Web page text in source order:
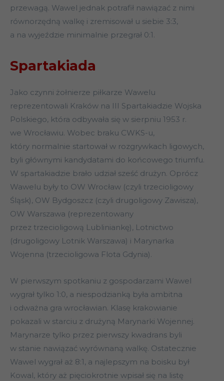
przewagą. Wawel jednak potrafił nawiązać z nimi
równorzędną walkę i zremisował u siebie 3:3,
a na wyjeździe minimalnie przegrał 0:1.
Spartakiada
Jako czynni żołnierze piłkarze Wawelu
reprezentowali Kraków na III Spartakiadzie Wojska
Polskiego, która odbywała się w sierpniu 1953 r.
we Wrocławiu. Wobec braku CWKS-u,
który normalnie startował w rozgrywkach ligowych,
byli głównymi kandydatami do końcowego triumfu.
W spartakiadzie brało udział sześć drużyn. Oprócz
Wawelu były to OW Wrocław (czyli trzecioligowy
Śląsk), OW Bydgoszcz (czyli drugoligowy Zawisza),
OW Warszawa (reprezentowany
przez trzecioligową Lubliniankę), Lotnictwo
(drugoligowy Lotnik Warszawa) i Marynarka
Wojenna (trzecioligowa Flota Gdynia).
W pierwszym spotkaniu z gospodarzami Wawel
wygrał tylko 1:0, a niespodzianką była ambitna
i odważna gra wrocławian. Klasę krakowianie
pokazali w starciu z drużyną Marynarki Wojennej.
Marynarze tylko przez pierwszy kwadrans byli
w stanie nawiązać wyrównaną walkę. Ostatecznie
Wawel wygrał aż 8:1, a najlepszym na boisku był
Kowal, który aż pięciokrotnie wpisał się na listę